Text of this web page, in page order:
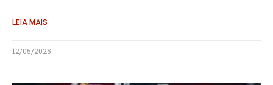
LEIA MAIS
12/05/2025